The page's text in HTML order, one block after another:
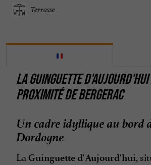
Terrasse
LA GUINGUETTE
PROXIMITÉ DE BERGERAC
Un cadre idyllique au bord
Dordogne
La Guinguette d'Aujourd'hui ,